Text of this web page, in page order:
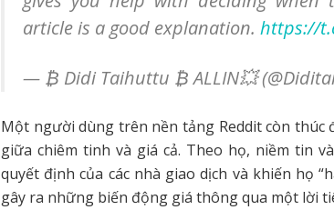
article is a good explanation. https://
— ₿ Didi Taihuttu ₿ ALLIN💥
Một người dùng trên nền tảng Reddit còn thúc
giữa chiêm tinh và giá cả. Theo họ, niềm tin
quyết định của các nhà giao dịch và khiến họ
gây ra những biến động giá thông qua một lời